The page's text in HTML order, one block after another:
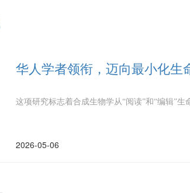
华人学者领衔，迈向最小化生
这项研究标志着合成生物学从“阅读”和“编辑”
2026-05-06